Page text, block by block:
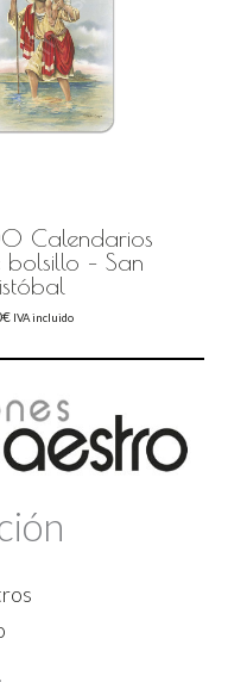
Calendarios
bolsillo – San
€ IVA incluido